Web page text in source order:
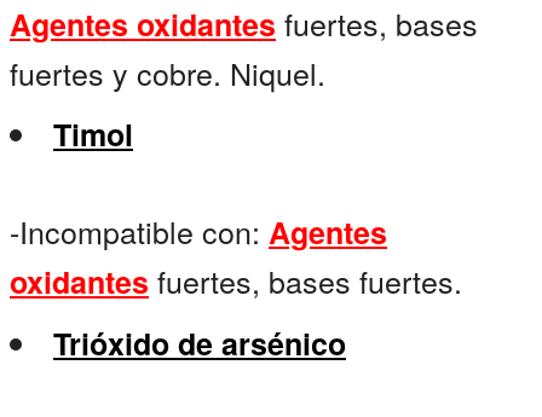
Agentes oxidantes fuertes, bases
fuertes y cobre. Niquel.
Timol
-Incompatible con: Agentes
oxidantes fuertes, bases fuertes.
Trióxido de arsénico